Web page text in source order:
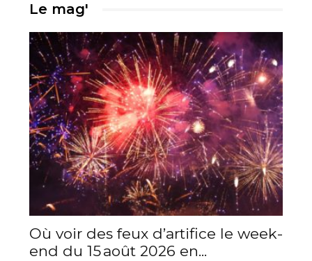
Le mag'
Où voir des feux d’artifice le week-
end du 15 août 2026 en...